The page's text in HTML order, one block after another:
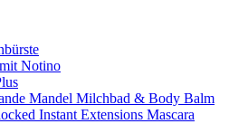
Notino
Mandel Milchbad & Body Balm
Instant Extensions Mascara